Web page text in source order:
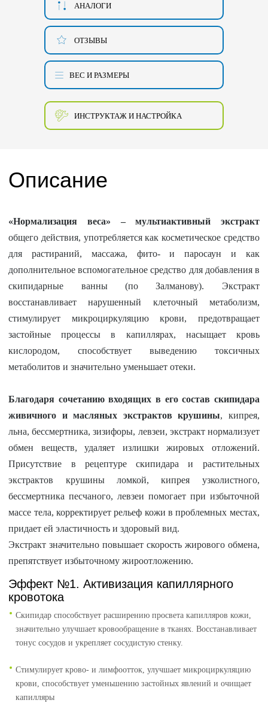
АНАЛОГИ
ОТЗЫВЫ
ВЕС И РАЗМЕРЫ
ИНСТРУКТАЖ И НАСТРОЙКА
Описание
«Нормализация веса» – мультиактивный экстракт
общего действия, употребляется как косметическое средство
для растираний, массажа, фито- и паросаун и как
дополнительное вспомогательное средство для добавления в
скипидарные ванны (по Залманову). Экстракт
восстанавливает нарушенный клеточный метаболизм,
стимулирует микроциркуляцию крови, предотвращает
застойные процессы в капиллярах, насыщает кровь
кислородом, способствует выведению токсичных
метаболитов и значительно уменьшает отеки.
Благодаря сочетанию входящих в его состав скипидара
живичного и масляных экстрактов крушины, кипрея,
льна, бессмертника, зизифоры, левзеи, экстракт нормализует
обмен веществ, удаляет излишки жировых отложений.
Присутствие в рецептуре скипидара и растительных
экстрактов крушины ломкой, кипрея узколистного,
бессмертника песчаного, левзеи помогает при избыточной
массе тела, корректирует рельеф кожи в проблемных местах,
придает ей эластичность и здоровый вид.
Экстракт значительно повышает скорость жирового обмена,
препятствует избыточному жироотложению.
Эффект №1. Активизация капиллярного
кровотока
Скипидар способствует расширению просвета капилляров кожи,
значительно улучшает кровообращение в тканях. Восстанавливает
тонус сосудов и укрепляет сосудистую стенку.
Стимулирует крово- и лимфоотток, улучшает микроциркуляцию
крови, способствует уменьшению застойных явлений и очищает
капилляры